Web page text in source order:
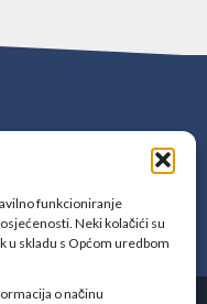
funkcioniranje
Neki kolačići su
u skladu s Općom uredbom
o načinu